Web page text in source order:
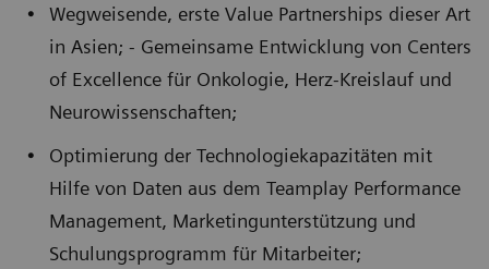
Wegweisende, erste Value Partnerships dieser Art
in Asien; - Gemeinsame Entwicklung von Centers
of Excellence für Onkologie, Herz-Kreislauf und
Neurowissenschaften;
Optimierung der Technologiekapazitäten mit
Hilfe von Daten aus dem Teamplay Performance
Management, Marketingunterstützung und
Schulungsprogramm für Mitarbeiter;